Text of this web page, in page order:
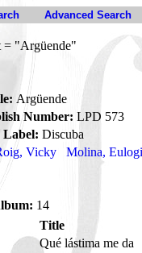
Advanced Search
= "Argüende"
Argüende
Number: LPD 573
Label: Discuba
Vicky Molina,
14
Title
Qué lástima me da